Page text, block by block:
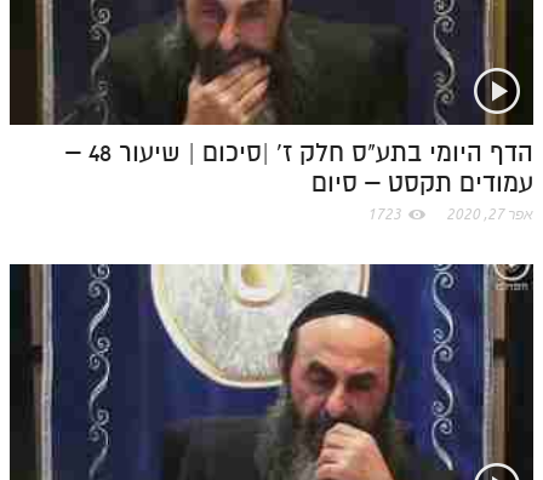
הדף היומי בתע"ס חלק ז' |סיכום | שיעור 48 –
עמודים תקסט – סיום
אפר 27, 2020 1723